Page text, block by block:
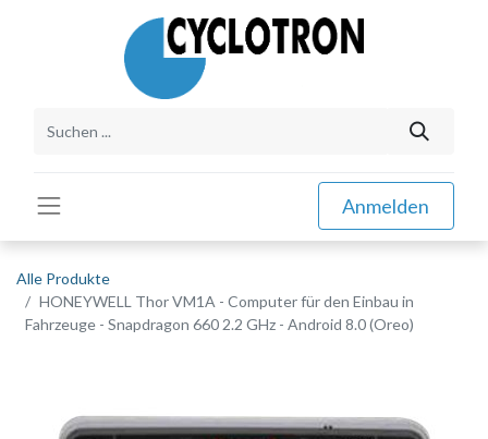
Anmelden
Alle Produkte
HONEYWELL Thor VM1A - Computer für den Einbau in
Fahrzeuge - Snapdragon 660 2.2 GHz - Android 8.0 (Oreo)